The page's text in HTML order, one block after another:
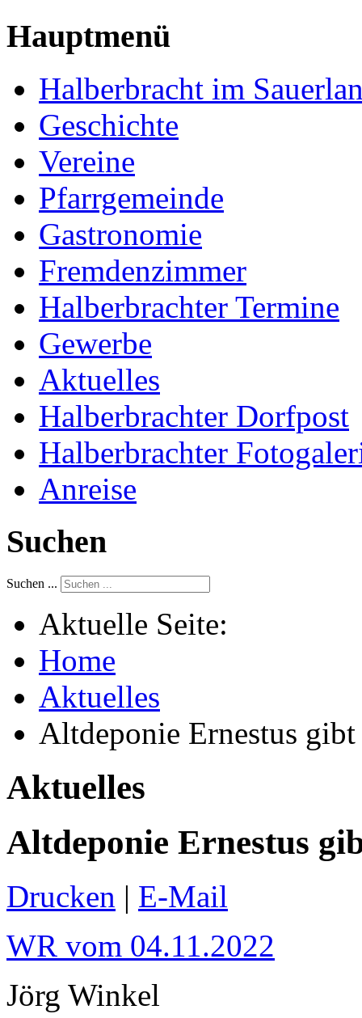
Hauptmenü
Halberbracht im
Geschichte
Vereine
Pfarrgemeinde
Gastronomie
Fremdenzimmer
Halberbrachter Termine
Gewerbe
Aktuelles
Halberbrachter Dorfpost
Halberbrachter
Anreise
Suchen
Suchen ...
Aktuelle Seite:
Home
Aktuelles
Altdeponie Ernestus
Aktuelles
Altdeponie Ernestus
Drucken | E-Mail
WR vom 04.11.2022
Jörg Winkel